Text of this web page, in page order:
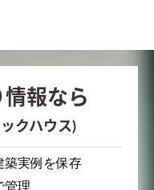
報なら
クハウス)
築実例を保存
管理